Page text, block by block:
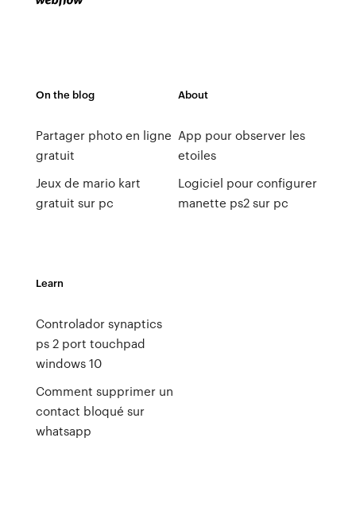
On the blog
Partager photo en ligne
gratuit
Jeux de mario kart
gratuit sur pc
About
App pour observer les
etoiles
Logiciel pour configurer
manette ps2 sur pc
Learn
Controlador synaptics
ps 2 port touchpad
windows 10
Comment supprimer un
contact bloqué sur
whatsapp